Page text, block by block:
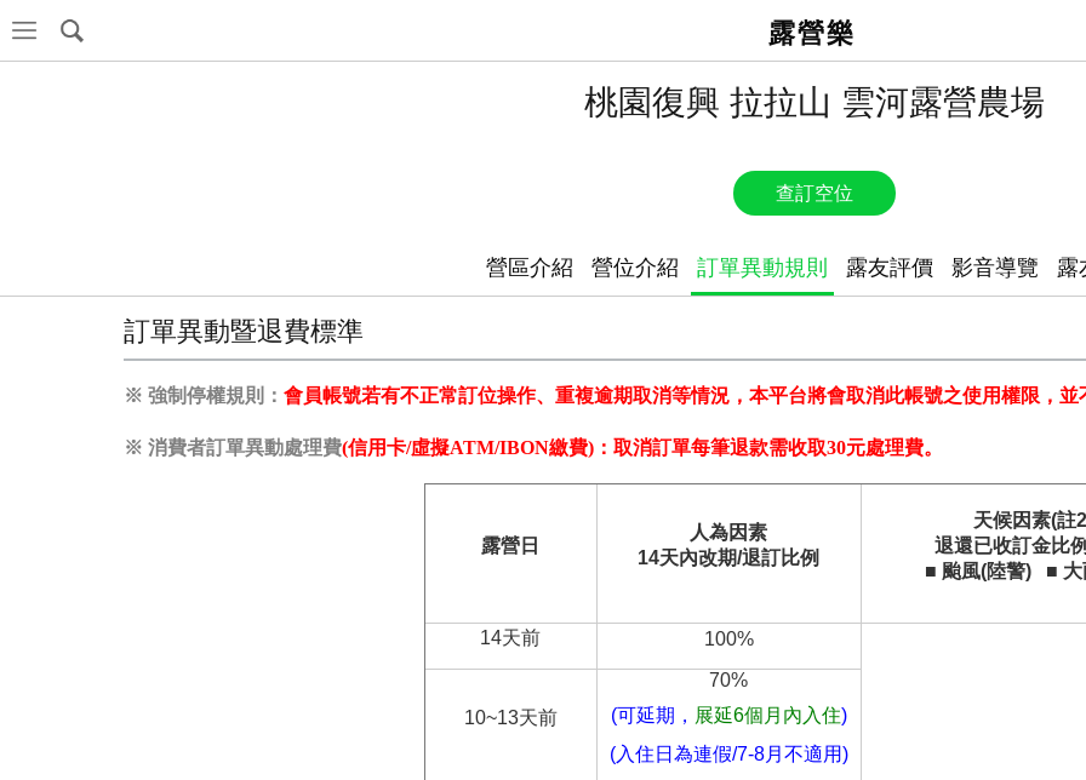
露營樂
桃園復興 拉拉山 雲河露營農場
查訂空位
營區介紹 營位介紹 訂單異動規則 露友評價 影音導覽 露
訂單異動暨退費標準
※ 強制停權規則： 會員帳號若有不正常訂位操作、重複逾期取消等情況，本平台將會取消此帳號之使用權限，並
※ 消費者訂單異動處理費(信用卡/虛擬ATM/IBON繳費)： 取消訂單每筆退款需收取30元處理費。
露營日
人為因素
14天內改期/退訂比例
天候因素(註
退還已收訂金比
■ 颱風(陸警) ■
14天前 100%
10~13天前
70%
(可延期， 展延6個月內入住)
(入住日為連假/7-8月不適用)